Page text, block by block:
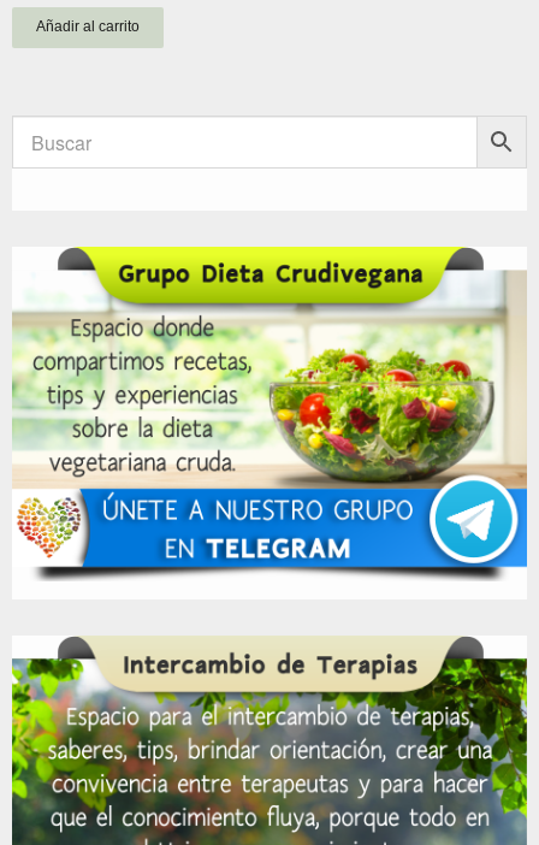
de 5
Añadir al carrito